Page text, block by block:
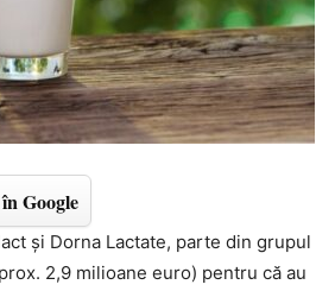
Google
și Dorna Lactate, parte din grupul
2,9 milioane euro) pentru că au